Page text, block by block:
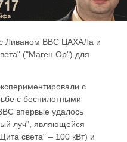
Ливаном ВВС ЦАХАЛа и
("Маген Ор") для
с
с беспилотными
впервые удалось
луч", являющейся
света" – 100 кВт) и